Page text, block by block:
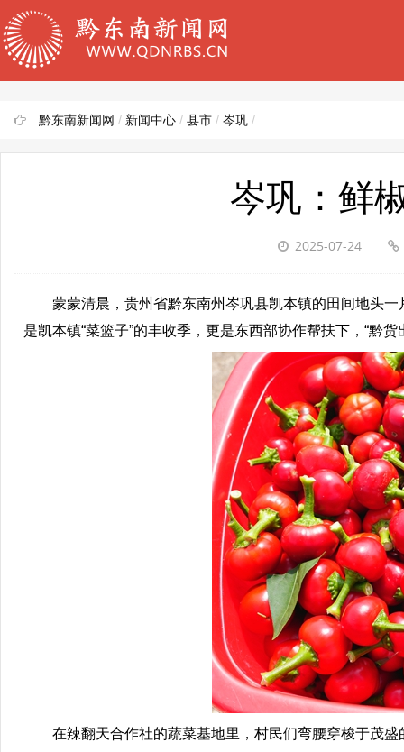
黔东南新闻网 / 新闻中心 / 县市 / 岑巩 /
岑巩：鲜
2025-07-24
蒙蒙清晨，贵州省黔东南州岑巩县凯本镇的田间地头一
是凯本镇“菜篮子”的丰收季，更是东西部协作帮扶下，“黔
在辣翻天合作社的蔬菜基地里，村民们弯腰穿梭于茂盛